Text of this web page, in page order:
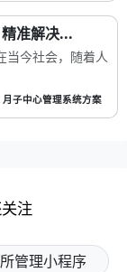
准解决...
当今社会，随着人
月子中心管理系统方案
注
管理小程序